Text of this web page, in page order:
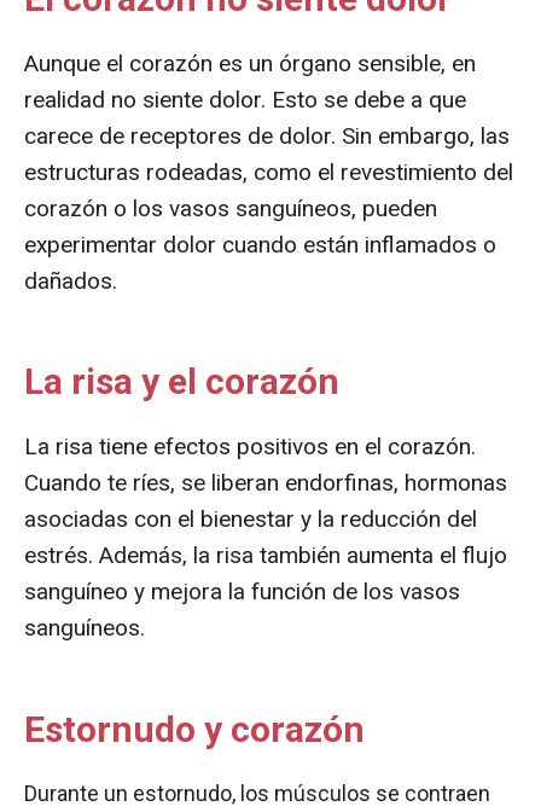
Aunque el corazón es un órgano sensible, en
realidad no siente dolor. Esto se debe a que
carece de receptores de dolor. Sin embargo, las
estructuras rodeadas, como el revestimiento del
corazón o los vasos sanguíneos, pueden
experimentar dolor cuando están inflamados o
dañados.
La risa y el corazón
La risa tiene efectos positivos en el corazón.
Cuando te ríes, se liberan endorfinas, hormonas
asociadas con el bienestar y la reducción del
estrés. Además, la risa también aumenta el flujo
sanguíneo y mejora la función de los vasos
sanguíneos.
Estornudo y corazón
Durante un estornudo, los músculos se contraen